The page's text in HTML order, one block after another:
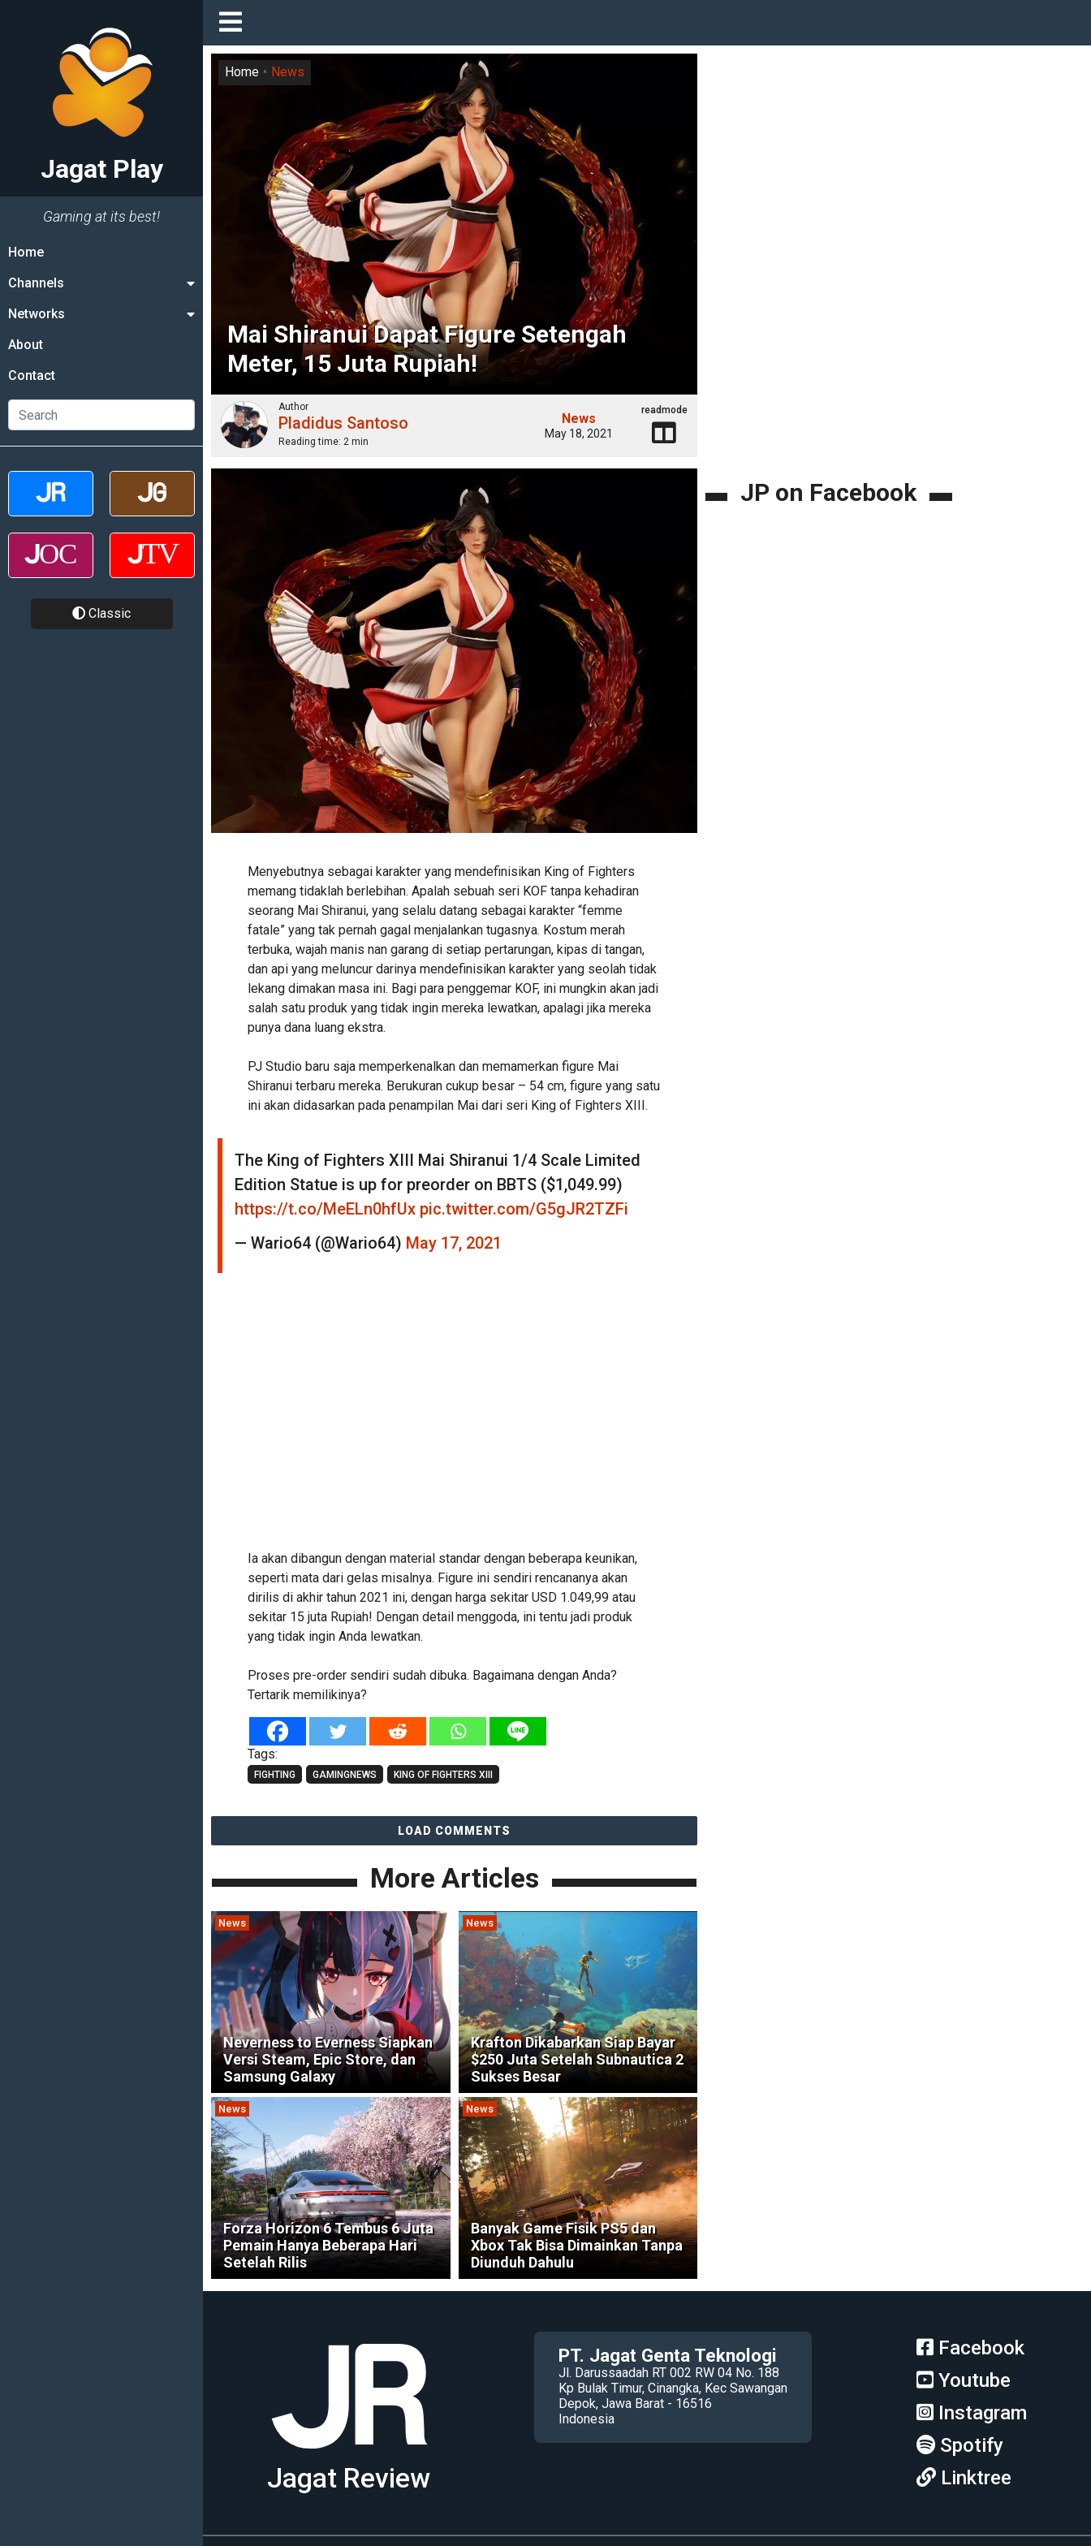
Jagat Play
Gaming at its best!
Home
Channels
Networks
About
Contact
Classic
Mai Shiranui Dapat Figure Setengah
Meter, 15 Juta Rupiah!
Home News
Author
Pladidus Santoso
Reading time: 2 min
News
May 18, 2021
readmode
Menyebutnya sebagai karakter yang mendefinisikan King of Fighters
memang tidaklah berlebihan. Apalah sebuah seri KOF tanpa kehadiran
seorang Mai Shiranui, yang selalu datang sebagai karakter “femme
fatale” yang tak pernah gagal menjalankan tugasnya. Kostum merah
terbuka, wajah manis nan garang di setiap pertarungan, kipas di tangan,
dan api yang meluncur darinya mendefinisikan karakter yang seolah tidak
lekang dimakan masa ini. Bagi para penggemar KOF, ini mungkin akan jadi
salah satu produk yang tidak ingin mereka lewatkan, apalagi jika mereka
punya dana luang ekstra.
PJ Studio baru saja memperkenalkan dan memamerkan figure Mai
Shiranui terbaru mereka. Berukuran cukup besar – 54 cm, figure yang satu
ini akan didasarkan pada penampilan Mai dari seri King of Fighters XIII.
The King of Fighters XIII Mai Shiranui 1/4 Scale Limited
Edition Statue is up for preorder on BBTS ($1,049.99)
https://t.co/MeELn0hfUx pic.twitter.com/G5gJR2TZFi
— Wario64 (@Wario64) May 17, 2021
Ia akan dibangun dengan material standar dengan beberapa keunikan,
seperti mata dari gelas misalnya. Figure ini sendiri rencananya akan
dirilis di akhir tahun 2021 ini, dengan harga sekitar USD 1.049,99 atau
sekitar 15 juta Rupiah! Dengan detail menggoda, ini tentu jadi produk
yang tidak ingin Anda lewatkan.
Proses pre-order sendiri sudah dibuka. Bagaimana dengan Anda?
Tertarik memilikinya?
Tags:
FIGHTING GAMINGNEWS KING OF FIGHTERS XIII
LOAD COMMENTS
More Articles
News
Neverness to Everness Siapkan
Versi Steam, Epic Store, dan
Samsung Galaxy
News
Krafton Dikabarkan Siap Bayar
$250 Juta Setelah Subnautica 2
Sukses Besar
News
Forza Horizon 6 Tembus 6 Juta
Pemain Hanya Beberapa Hari
Setelah Rilis
News
Banyak Game Fisik PS5 dan
Xbox Tak Bisa Dimainkan Tanpa
Diunduh Dahulu
JP on Facebook
Jagat Review
PT. Jagat Genta Teknologi
Jl. Darussaadah RT 002 RW 04 No. 188
Kp Bulak Timur, Cinangka, Kec Sawangan
Depok, Jawa Barat - 16516
Indonesia
Facebook
Youtube
Instagram
Spotify
Linktree